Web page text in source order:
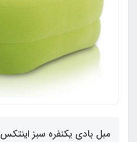
مبل بادی یکنفره سبز اینتکس